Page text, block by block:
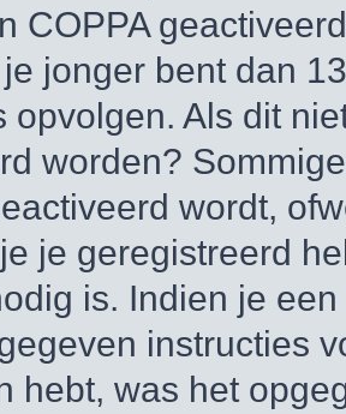
COPPA
jonger bent dan
opvolgen. Als dit
worden?
wordt,
je geregistreerd
is. Indien je
instructies
hebt, was het